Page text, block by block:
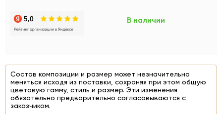
В наличии
Состав композиции и размер может незначительно
меняться исходя из поставки, сохраняя при этом общую
цветовую гамму, стиль и размер. Эти изменения
обязательно предварительно согласовываются с
заказчиком.